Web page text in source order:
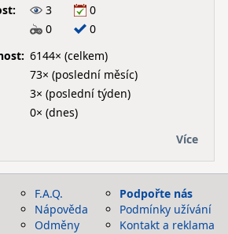
3
0
0
0
6144× (celkem)
73× (poslední měsíc)
3× (poslední týden)
0× (dnes)
Více
F.A.Q.
Nápověda
Odměny
Podpořte nás
Podmínky užívání
Kontakt a reklama